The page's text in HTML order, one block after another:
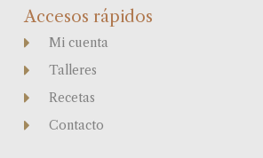
Accesos rápidos
Mi cuenta
Talleres
Recetas
Contacto